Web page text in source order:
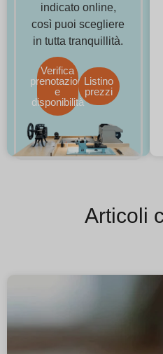
indicato online,
così puoi scegliere
in tutta tranquillità.
Verifica
prenotazioni
e
disponibilità
Listino
prezzi
Articoli